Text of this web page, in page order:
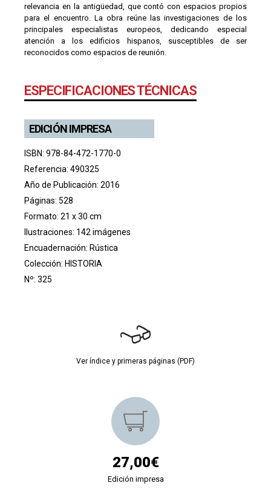
relevancia en la antigüedad, que contó con espacios propios
para el encuentro. La obra reúne las investigaciones de los
principales especialistas europeos, dedicando especial
atención a los edificios hispanos, susceptibles de ser
reconocidos como espacios de reunión.
ESPECIFICACIONES TÉCNICAS
EDICIÓN IMPRESA
ISBN: 978-84-472-1770-0
Referencia: 490325
Año de Publicación: 2016
Páginas: 528
Formato: 21 x 30 cm
Ilustraciones: 142 imágenes
Encuadernación: Rústica
Colección: HISTORIA
Nº: 325
Ver índice y primeras páginas (PDF)
27,00€
Edición impresa